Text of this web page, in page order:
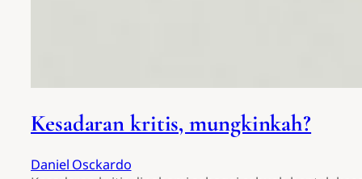
Kesadaran kritis, mungkinkah?
Daniel Osckardo